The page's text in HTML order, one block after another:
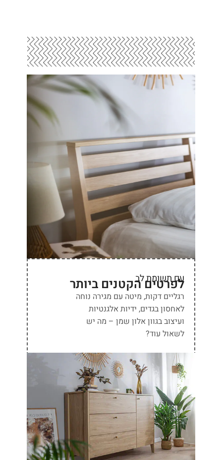
עם תשומת לב
לפרטים הקטנים ביותר
רגליים דקות, מיטה עם מגירה נוחה
לאחסון בגדים, ידיות אלגנטיות
ועיצוב בגוון אלון שמן – מה יש
לשאול עוד?